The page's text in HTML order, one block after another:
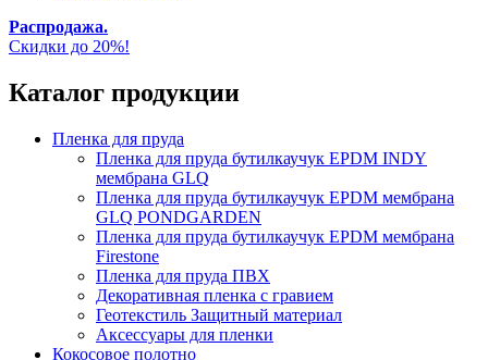
Распродажа.
Скидки до 20%!
Каталог продукции
Пленка для пруда
Пленка для пруда бутилкаучук EPDM INDY
мембрана GLQ
Пленка для пруда бутилкаучук EPDM мембрана
GLQ PONDGARDEN
Пленка для пруда бутилкаучук EPDM мембрана
Firestone
Пленка для пруда ПВХ
Декоративная пленка с гравием
Геотекстиль Защитный материал
Аксессуары для пленки
Кокосовое полотно